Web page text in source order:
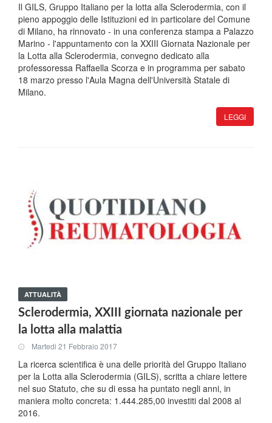
Il GILS, Gruppo Italiano per la lotta alla Sclerodermia, con il
pieno appoggio delle Istituzioni ed in particolare del Comune
di Milano, ha rinnovato - in una conferenza stampa a Palazzo
Marino - l'appuntamento con la XXIII Giornata Nazionale per
la Lotta alla Sclerodermia, convegno dedicato alla
professoressa Raffaella Scorza e in programma per sabato
18 marzo presso l'Aula Magna dell'Università Statale di
Milano.
LEGGI
ATTUALITÀ
Sclerodermia, XXIII giornata nazionale per
la lotta alla malattia
Martedi 21 Febbraio 2017
La ricerca scientifica è una delle priorità del Gruppo Italiano
per la Lotta alla Sclerodermia (GILS), scritta a chiare lettere
nel suo Statuto, che su di essa ha puntato negli anni, in
maniera molto concreta: 1.444.285,00 investiti dal 2008 al
2016.